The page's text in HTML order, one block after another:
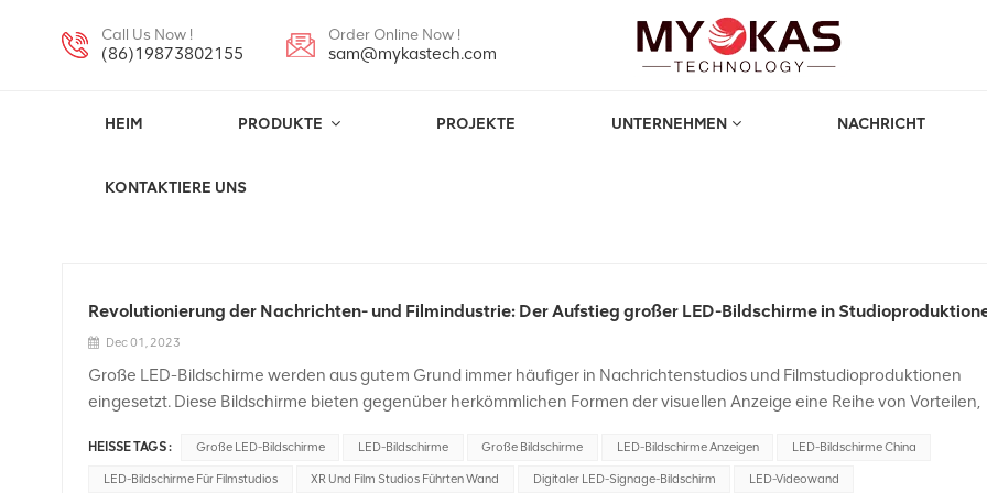
Call Us Now !
(86)19873802155
Order Online Now !
sam@mykastech.com
HEIM PRODUKTE PROJEKTE UNTERNEHMEN NACHRICHT
KONTAKTIERE UNS
LED-Bildschirme
Revolutionierung der Nachrichten- und Filmindustrie: Der Aufstieg großer LED-Bildschirme in
Dec 01, 2023
Große LED-Bildschirme werden aus gutem Grund immer häufiger in Nachrichtenstudios und Filmstudioproduktionen
eingesetzt. Diese Bildschirme bieten gegenüber herkömmlichen Formen der visuellen Anzeige eine Reihe von Vorteilen,
Studioproduktionen hat die Nachrichten- und Filmbranche tatsächlich revolutioniert und bietet innovative Lösungen, die
das visuelle Storytelling verbessern, die Produktionseffizienz steigern und neue kreative Möglichkeiten bieten. Hier sind
HEISSE TAGS : Große LED-Bildschirme LED-Bildschirme Große Bildschirme LED-Bildschirme Anzeigen LED-Bildschirme China
LED-Bildschirme Für Filmstudios XR Und Film Studios Führten Wand Digitaler LED-Signage-Bildschirm LED-Videowand